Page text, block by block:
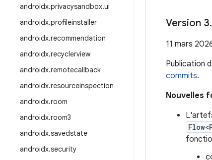
androidx.privacysandbox.ui
androidx.profileinstaller
androidx.recommendation
androidx.recyclerview
androidx.remotecallback
androidx.resourceinspection
androidx.room
androidx.room3
androidx.savedstate
androidx.security
Version 3.
11 mars
Publication
commits.
Nouvelles